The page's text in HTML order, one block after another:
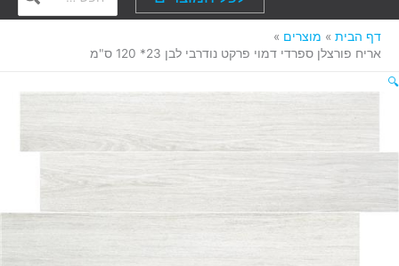
דף הבית
מוצרים
אריח פורצלן ספרדי דמוי פרקט נודרבי לבן 23* 120 ס"מ
🔍